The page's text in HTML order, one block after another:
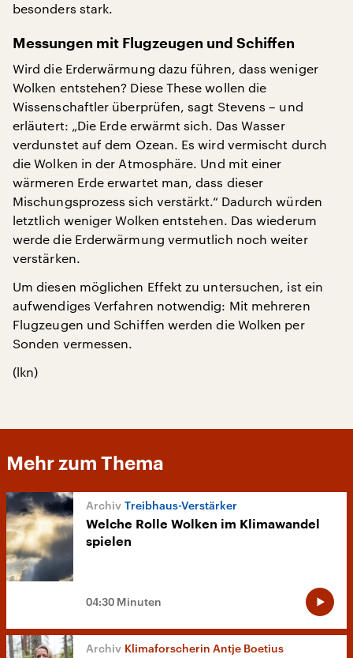
besonders stark.
Messungen mit Flugzeugen und Schiffen
Wird die Erderwärmung dazu führen, dass weniger
Wolken entstehen? Diese These wollen die
Wissenschaftler überprüfen, sagt Stevens – und
erläutert: „Die Erde erwärmt sich. Das Wasser
verdunstet auf dem Ozean. Es wird vermischt durch
die Wolken in der Atmosphäre. Und mit einer
wärmeren Erde erwartet man, dass dieser
Mischungsprozess sich verstärkt.“ Dadurch würden
letztlich weniger Wolken entstehen. Das wiederum
werde die Erderwärmung vermutlich noch weiter
verstärken.
Um diesen möglichen Effekt zu untersuchen, ist ein
aufwendiges Verfahren notwendig: Mit mehreren
Flugzeugen und Schiffen werden die Wolken per
Sonden vermessen.
(lkn)
Mehr zum Thema
Treibhaus-Verstärker
Welche Rolle Wolken im Klimawandel
spielen
04:30 Minuten
Klimaforscherin Antje Boetius